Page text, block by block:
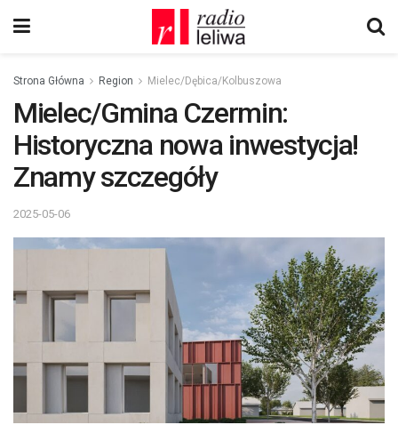
Strona Główna Region Mielec/Dębica/Kolbuszowa
Mielec/Gmina Czermin:
Historyczna nowa inwestycja!
Znamy szczegóły
2025-05-06